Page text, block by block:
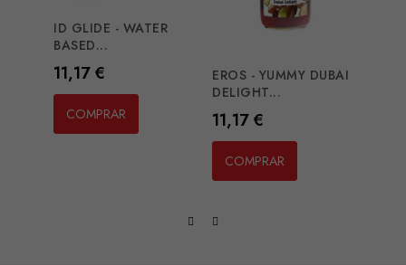
ID GLIDE - WATER
BASED...
Preço
11,17 €
COMPRAR
EROS - YUMMY DUBAI
DELIGHT...
Preço
11,17 €
COMPRAR